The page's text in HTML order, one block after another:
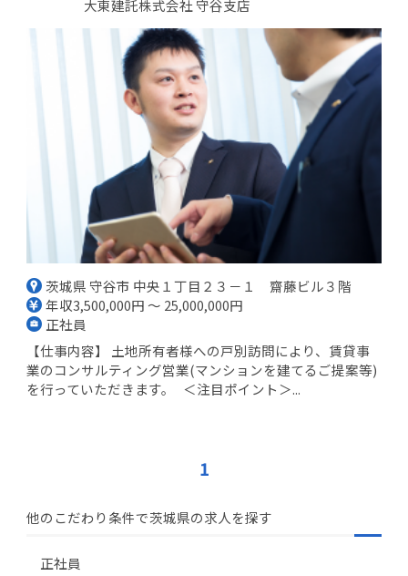
大東建託株式会社 守谷支店
茨城県 守谷市 中央１丁目２３－１ 齋藤ビル３階
年収3,500,000円 ～ 25,000,000円
正社員
【仕事内容】 土地所有者様への戸別訪問により、賃貸事
業のコンサルティング営業(マンションを建てるご提案等)
を行っていただきます。 ＜注目ポイント＞...
1
他のこだわり条件で茨城県の求人を探す
正社員